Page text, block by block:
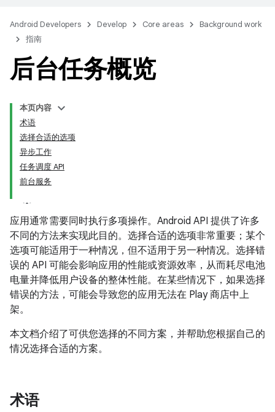
Android Developers Develop Core areas
Background work
指南
后台任务概览
本页内容
术语
选择合适的选项
异步工作
任务调度 API
前台服务
应用通常需要同时执行多项操作。Android API 提供了许多
不同的方法来实现此目的。选择合适的选项非常重要；某个
选项可能适用于一种情况，但不适用于另一种情况。选择错
误的 API 可能会影响应用的性能或资源效率，从而耗尽电池
电量并降低用户设备的整体性能。在某些情况下，如果选择
错误的方法，可能会导致您的应用无法在 Play 商店中上
架。
本文档介绍了可供您选择的不同方案，并帮助您根据自己的
情况选择合适的方案。
术语